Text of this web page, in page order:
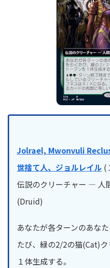
Jolrael, Mwonvuli
世捨て人、ジョルレイル (
伝説のクリーチャー — 人
(Druid)
あなたが各ターンのあな
たび、緑の2/2の猫(Cat)
１体生成する。